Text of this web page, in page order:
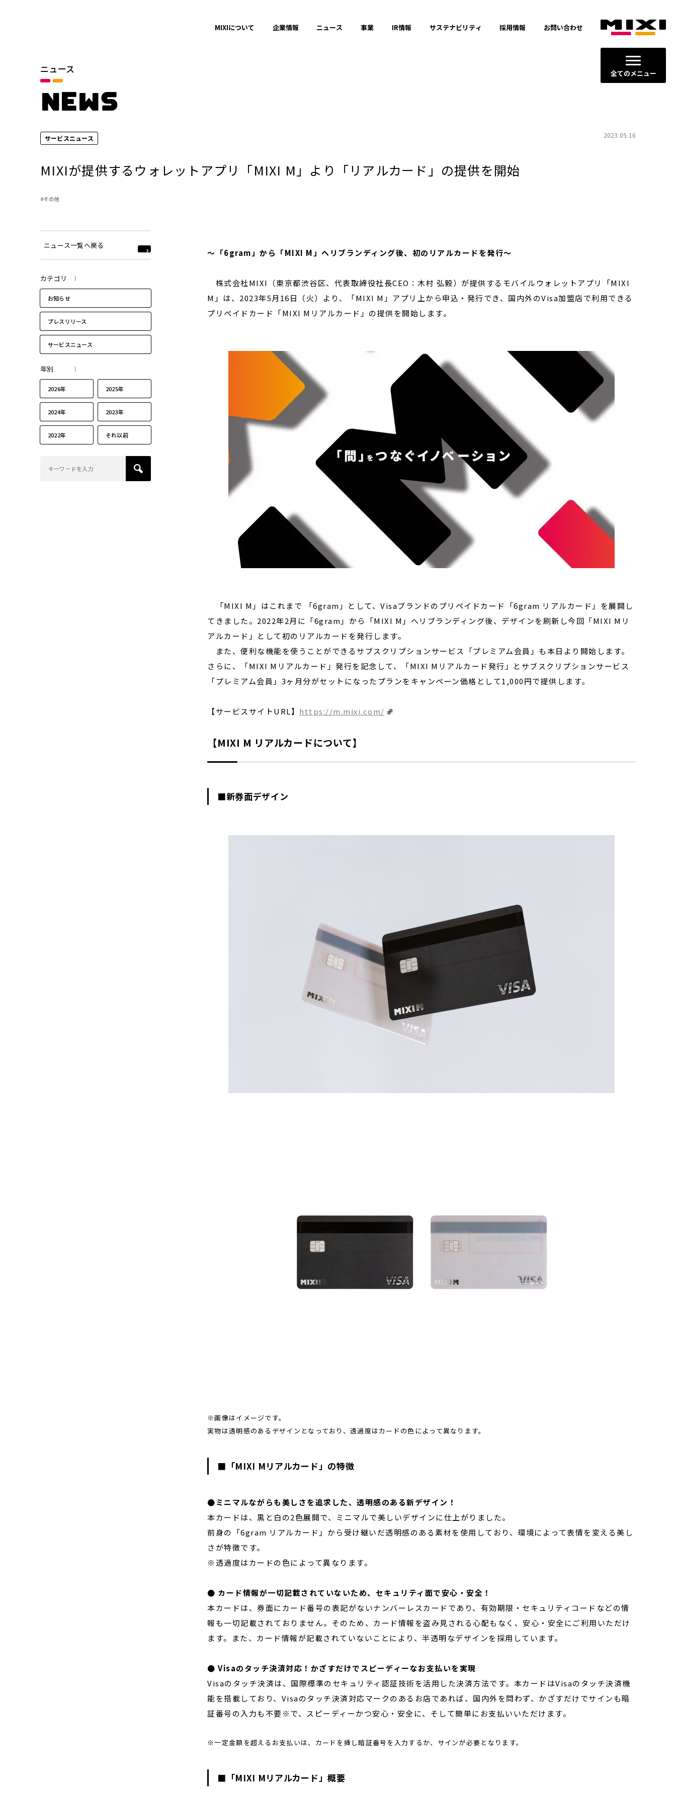
全てのメニュー
MIXIについて 企業情報 ニュース 事業 IR情報 サステナビリティ 採用情報 お問い合わせ
ニュース
NEWS
サービスニュース 2023.05.16
MIXIが提供するウォレットアプリ「MIXI M」より「リアルカード」の提供を開始
#その他
ニュース一覧へ戻る
カテゴリ
お知らせ
プレスリリース
サービスニュース
年別
2026年 2025年
2024年 2023年
2022年 それ以前
～「6gram」から「MIXI M」へリブランディング後、初のリアルカードを発行～
株式会社MIXI（東京都渋谷区、代表取締役社長CEO：木村 弘毅）が提供するモバイルウォレットアプリ「MIXI
M」は、2023年5月16日（火）より、「MIXI M」アプリ上から申込・発行でき、国内外のVisa加盟店で利用できる
プリぺイドカード「MIXI Mリアルカード」の提供を開始します。
「MIXI M」はこれまで 「6gram」として、Visaブランドのプリペイドカード「6gram リアルカード」を展開し
てきました。2022年2月に「6gram」から「MIXI M」へリブランディング後、デザインを刷新し今回「MIXI Mリ
アルカード」として初のリアルカードを発行します。
また、便利な機能を使うことができるサブスクリプションサービス「プレミアム会員」も本日より開始します。
さらに、「MIXI Mリアルカード」発行を記念して、「MIXI Mリアルカード発行」とサブスクリプションサービス
「プレミアム会員」3ヶ月分がセットになったプランをキャンペーン価格として1,000円で提供します。
【サービスサイトURL】 https://m.mixi.com/
【MIXI M リアルカードについて】
■新券面デザイン
※画像はイメージです。
実物は透明感のあるデザインとなっており、透過度はカードの色によって異なります。
■「MIXI Mリアルカード」の特徴
●ミニマルながらも美しさを追求した、透明感のある新デザイン！
本カードは、黒と白の2色展開で、ミニマルで美しいデザインに仕上がりました。
前身の「6gram リアルカード」から受け継いだ透明感のある素材を使用しており、環境によって表情を変える美し
さが特徴です。
※透過度はカードの色によって異なります。
● カード情報が一切記載されていないため、セキュリティ面で安心・安全 ！
本カードは、券面にカード番号の表記がないナンバーレスカードであり、有効期限・セキュリティコードなどの情
報も一切記載されておりません。そのため、カード情報を盗み見される心配もなく、安心・安全にご利用いただけ
ます。また、カード情報が記載されていないことにより、半透明なデザインを採用しています。
● Visaのタッチ決済対応！かざすだけでスピーディーなお支払いを実現
Visaのタッチ決済は、国際標準のセキュリティ認証技術を活用した決済方法です。本カードはVisaのタッチ決済機
能を搭載しており、Visaのタッチ決済対応マークのあるお店であれば、国内外を問わず、かざすだけでサインも暗
証番号の入力も不要※で、スピーディーかつ安心・安全に、そして簡単にお支払いいただけます。
※一定金額を超えるお支払いは、カードを挿し暗証番号を入力するか、サインが必要となります。
■「MIXI Mリアルカード」概要
カテゴリ
サービスニュース